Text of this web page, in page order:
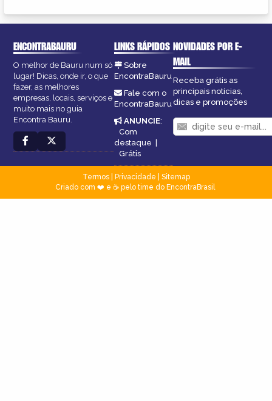
ENCONTRABAURU
O melhor de Bauru num só
lugar! Dicas, onde ir, o que
fazer, as melhores
empresas, locais, serviços e
muito mais no guia
Encontra Bauru.
LINKS RÁPIDOS
Sobre
EncontraBauru
Fale com o
EncontraBauru
ANUNCIE:
Com
destaque
Grátis
NOVIDADES POR E-
MAIL
Receba grátis as
principais notícias,
dicas e promoções
Termos| Privacidade
Sitemap
Criado com ❤️ e ☕ pelo time do EncontraBrasil